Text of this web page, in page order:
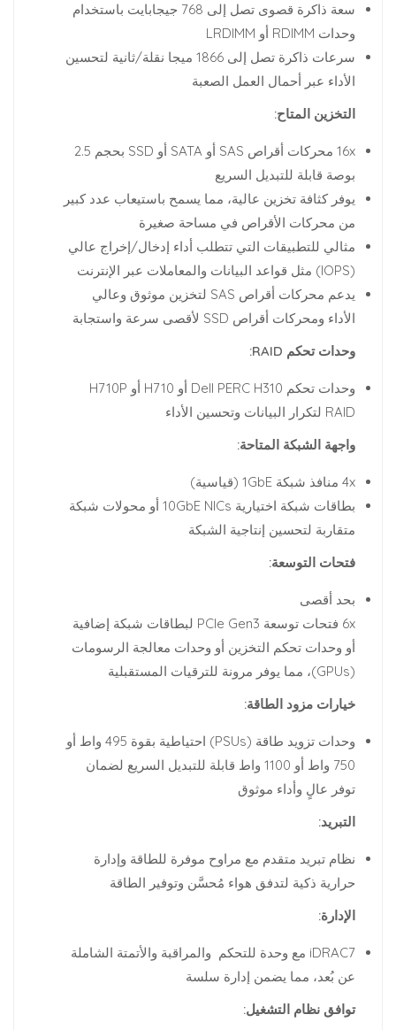
سعة ذاكرة قصوى تصل إلى 768 جيجابايت باستخدام
وحدات RDIMM أو LRDIMM
سرعات ذاكرة تصل إلى 1866 ميجا نقلة/ثانية لتحسين
الأداء عبر أحمال العمل الصعبة
التخزين المتاح:
16x محركات أقراص SAS أو SATA أو SSD بحجم 2.5
بوصة قابلة للتبديل السريع
يوفر كثافة تخزين عالية، مما يسمح باستيعاب عدد كبير
من محركات الأقراص في مساحة صغيرة
مثالي للتطبيقات التي تتطلب أداء إدخال/إخراج عالي
(IOPS) مثل قواعد البيانات والمعاملات عبر الإنترنت
يدعم محركات أقراص SAS لتخزين موثوق وعالي
الأداء ومحركات أقراص SSD لأقصى سرعة واستجابة
وحدات تحكم RAID:
وحدات تحكم Dell PERC H310 أو H710 أو H710P
RAID لتكرار البيانات وتحسين الأداء
واجهة الشبكة المتاحة:
4x منافذ شبكة 1GbE (قياسية)
بطاقات شبكة اختيارية 10GbE NICs أو محولات شبكة
متقاربة لتحسين إنتاجية الشبكة
فتحات التوسعة:
بحد أقصى
6x فتحات توسعة PCIe Gen3 لبطاقات شبكة إضافية
أو وحدات تحكم التخزين أو وحدات معالجة الرسومات
(GPUs)، مما يوفر مرونة للترقيات المستقبلية
خيارات مزود الطاقة:
وحدات تزويد طاقة (PSUs) احتياطية بقوة 495 واط أو
750 واط أو 1100 واط قابلة للتبديل السريع لضمان
توفر عالٍ وأداء موثوق
التبريد:
نظام تبريد متقدم مع مراوح موفرة للطاقة وإدارة
حرارية ذكية لتدفق هواء مُحسَّن وتوفير الطاقة
الإدارة:
iDRAC7 مع وحدة للتحكم والمراقبة والأتمتة الشاملة
عن بُعد، مما يضمن إدارة سلسة
توافق نظام التشغيل: